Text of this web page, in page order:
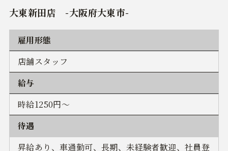
大東新田店 -大阪府大東市-
雇用形態
店舗スタッフ
給与
時給1250円～
待遇
昇給あり、車通勤可、長期、未経験者歓迎、社員登